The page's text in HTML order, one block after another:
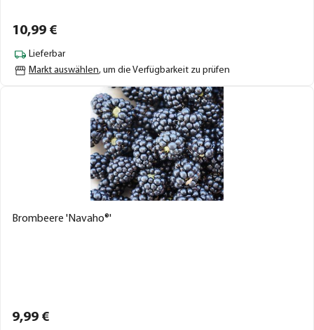
10,99 €
Lieferbar
Markt auswählen, um die Verfügbarkeit zu prüfen
Brombeere 'Navaho®'
9,99 €